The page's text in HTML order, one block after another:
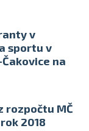
v
sportu v
na
rozpočtu MČ
2018